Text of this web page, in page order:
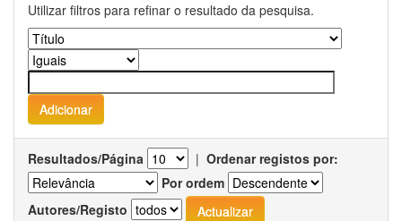
Utilizar filtros para refinar o resultado da pesquisa.
Resultados/Página | Ordenar registos por:
Por ordem
Autores/Registo